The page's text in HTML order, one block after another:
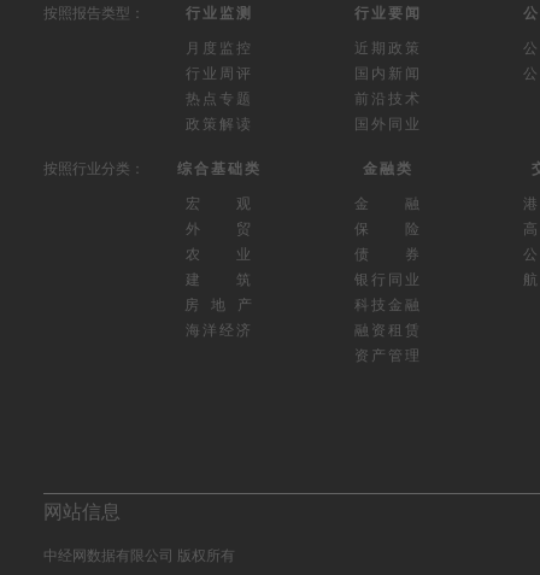
按照报告类型： 行业监测
月度监控
行业周评
热点专题
政策解读
行业要闻
近期政策
国内新闻
前沿技术
国外同业
按照行业分类： 综合基础类
宏 观
外 贸
农 业
建 筑
房 地 产
海洋经济
金融类
金 融
保 险
债 券
银行同业
科技金融
融资租赁
资产管理
网站信息
中经网数据有限公司 版权所有